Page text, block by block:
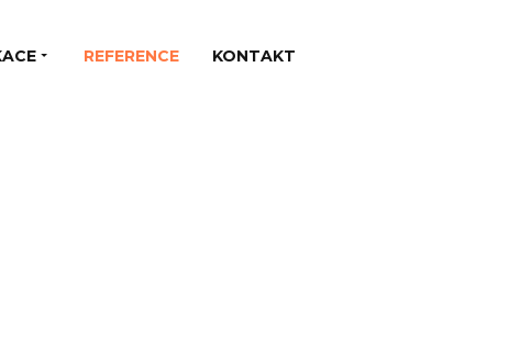
REFERENCE KONTAKT